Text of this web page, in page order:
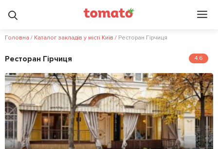
Головна / Каталог закладів у місті Київ / Ресторан Гірчиця
Ресторан Гірчиця 4.6